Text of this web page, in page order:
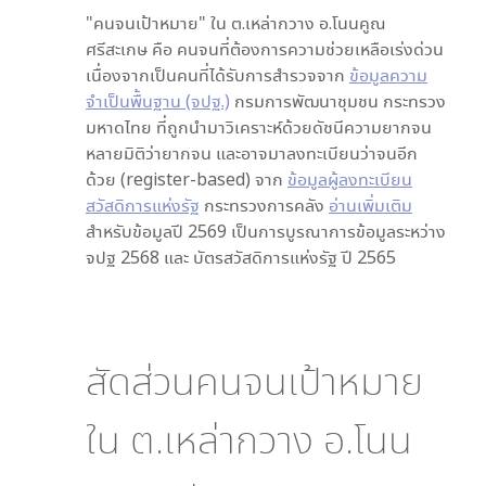
"คนจนเป้าหมาย" ใน ต.เหล่ากวาง อ.โนนคูณ
ศรีสะเกษ คือ คนจนที่ต้องการความช่วยเหลือเร่งด่วน
เนื่องจากเป็นคนที่ได้รับการสำรวจจาก ข้อมูลความ
จำเป็นพื้นฐาน (จปฐ.) กรมการพัฒนาชุมชน กระทรวง
มหาดไทย ที่ถูกนำมาวิเคราะห์ด้วยดัชนีความยากจน
หลายมิติว่ายากจน และอาจมาลงทะเบียนว่าจนอีก
ด้วย (register-based) จาก ข้อมูลผู้ลงทะเบียน
สวัสดิการแห่งรัฐ กระทรวงการคลัง อ่านเพิ่มเติม
สำหรับข้อมูลปี 2569 เป็นการบูรณาการข้อมูลระหว่าง
จปฐ 2568 และ บัตรสวัสดิการแห่งรัฐ ปี 2565
สัดส่วนคนจนเป้าหมาย
ใน ต.เหล่ากวาง อ.โนน